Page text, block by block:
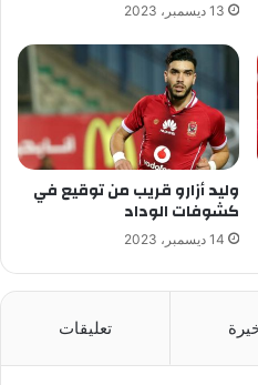
13 ديسمبر، 2023
وليد أزارو قريب من توقيع في
كشوفات الوداد
14 ديسمبر، 2023
تعليقات